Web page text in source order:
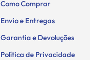
Como Comprar
Envio e Entregas
Garantia e Devoluções
Política de Privacidade